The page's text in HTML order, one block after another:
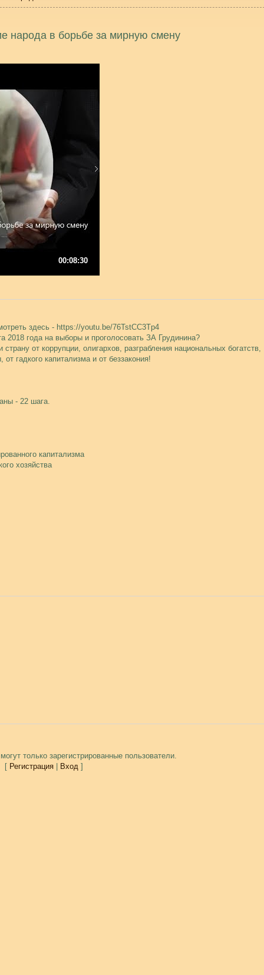
народа в борьбе за мирную смену
00:08:30
здесь - https://youtu.be/76TstCC3Tp4
года на выборы и проголосовать ЗА Грудинина?
от коррупции, олигархов, разграбления национальных богатств,
гадкого капитализма и от беззакония!
- 22 шага.
капитализма
хозяйства
только зарегистрированные пользователи.
[ Регистрация| Вход]